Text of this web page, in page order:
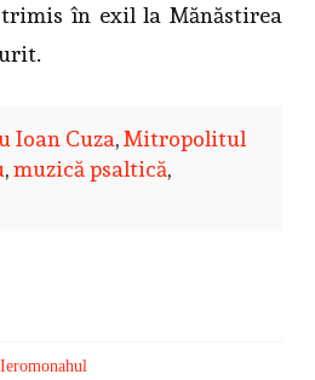
trimis în exil la Mănăstirea
Ioan Cuza,Mitropolitul
,muzică psaltică,